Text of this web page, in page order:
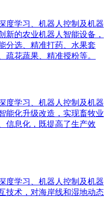
度学习、机器人控制及机器
新的农业机器人智能设备，
分选、精准打药、水果套
疏花蔬果、精准授粉等。
度学习、机器人控制及机器
能化升级改造，实现畜牧业
信息化，既提高了生产效
度学习、机器人控制及机器
技术，对海岸线和湿地动态